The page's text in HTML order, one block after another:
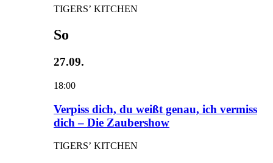
TIGERS’ KITCHEN
So
27.09.
18:00
Verpiss dich, du weißt genau, ich vermiss
dich – Die Zaubershow
TIGERS’ KITCHEN